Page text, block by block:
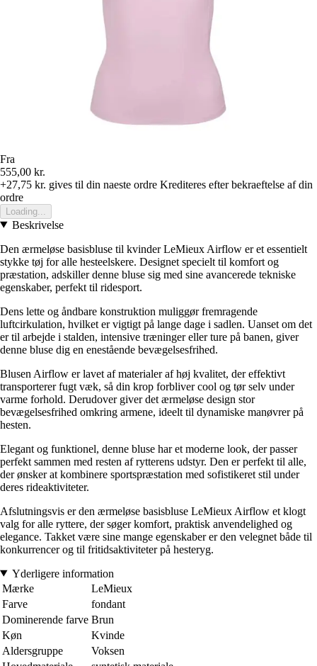
Fra
555,00 kr.
+27,75 kr. gives til din naeste ordre Krediteres efter bekraeftelse af din
ordre
Loading...
Beskrivelse
Den ærmeløse basisbluse til kvinder LeMieux Airflow er et essentielt
stykke tøj for alle hesteelskere. Designet specielt til komfort og
præstation, adskiller denne bluse sig med sine avancerede tekniske
egenskaber, perfekt til ridesport.
Dens lette og åndbare konstruktion muliggør fremragende
luftcirkulation, hvilket er vigtigt på lange dage i sadlen. Uanset om det
er til arbejde i stalden, intensive træninger eller ture på banen, giver
denne bluse dig en enestående bevægelsesfrihed.
Blusen Airflow er lavet af materialer af høj kvalitet, der effektivt
transporterer fugt væk, så din krop forbliver cool og tør selv under
varme forhold. Derudover giver det ærmeløse design stor
bevægelsesfrihed omkring armene, ideelt til dynamiske manøvrer på
hesten.
Elegant og funktionel, denne bluse har et moderne look, der passer
perfekt sammen med resten af rytterens udstyr. Den er perfekt til alle,
der ønsker at kombinere sportspræstation med sofistikeret stil under
deres rideaktiviteter.
Afslutningsvis er den ærmeløse basisbluse LeMieux Airflow et klogt
valg for alle ryttere, der søger komfort, praktisk anvendelighed og
elegance. Takket være sine mange egenskaber er den velegnet både til
konkurrencer og til fritidsaktiviteter på hesteryg.
Yderligere information
Mærke
LeMieux
Farve
fondant
Dominerende farve Brun
Køn
Kvinde
Aldersgruppe
Voksen